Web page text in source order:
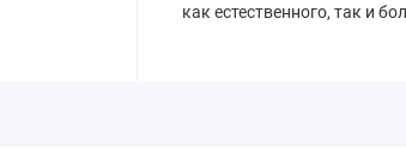
как естественного, так и